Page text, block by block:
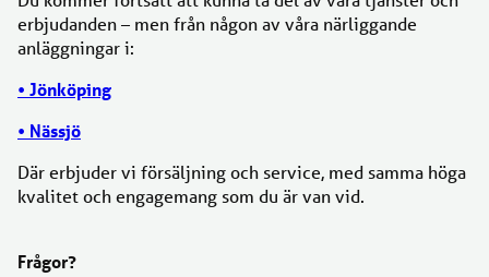
erbjudanden – men från någon av våra närliggande
anläggningar i:
• Jönköping
• Nässjö
Där erbjuder vi försäljning och service, med samma höga
kvalitet och engagemang som du är van vid.
Frågor?